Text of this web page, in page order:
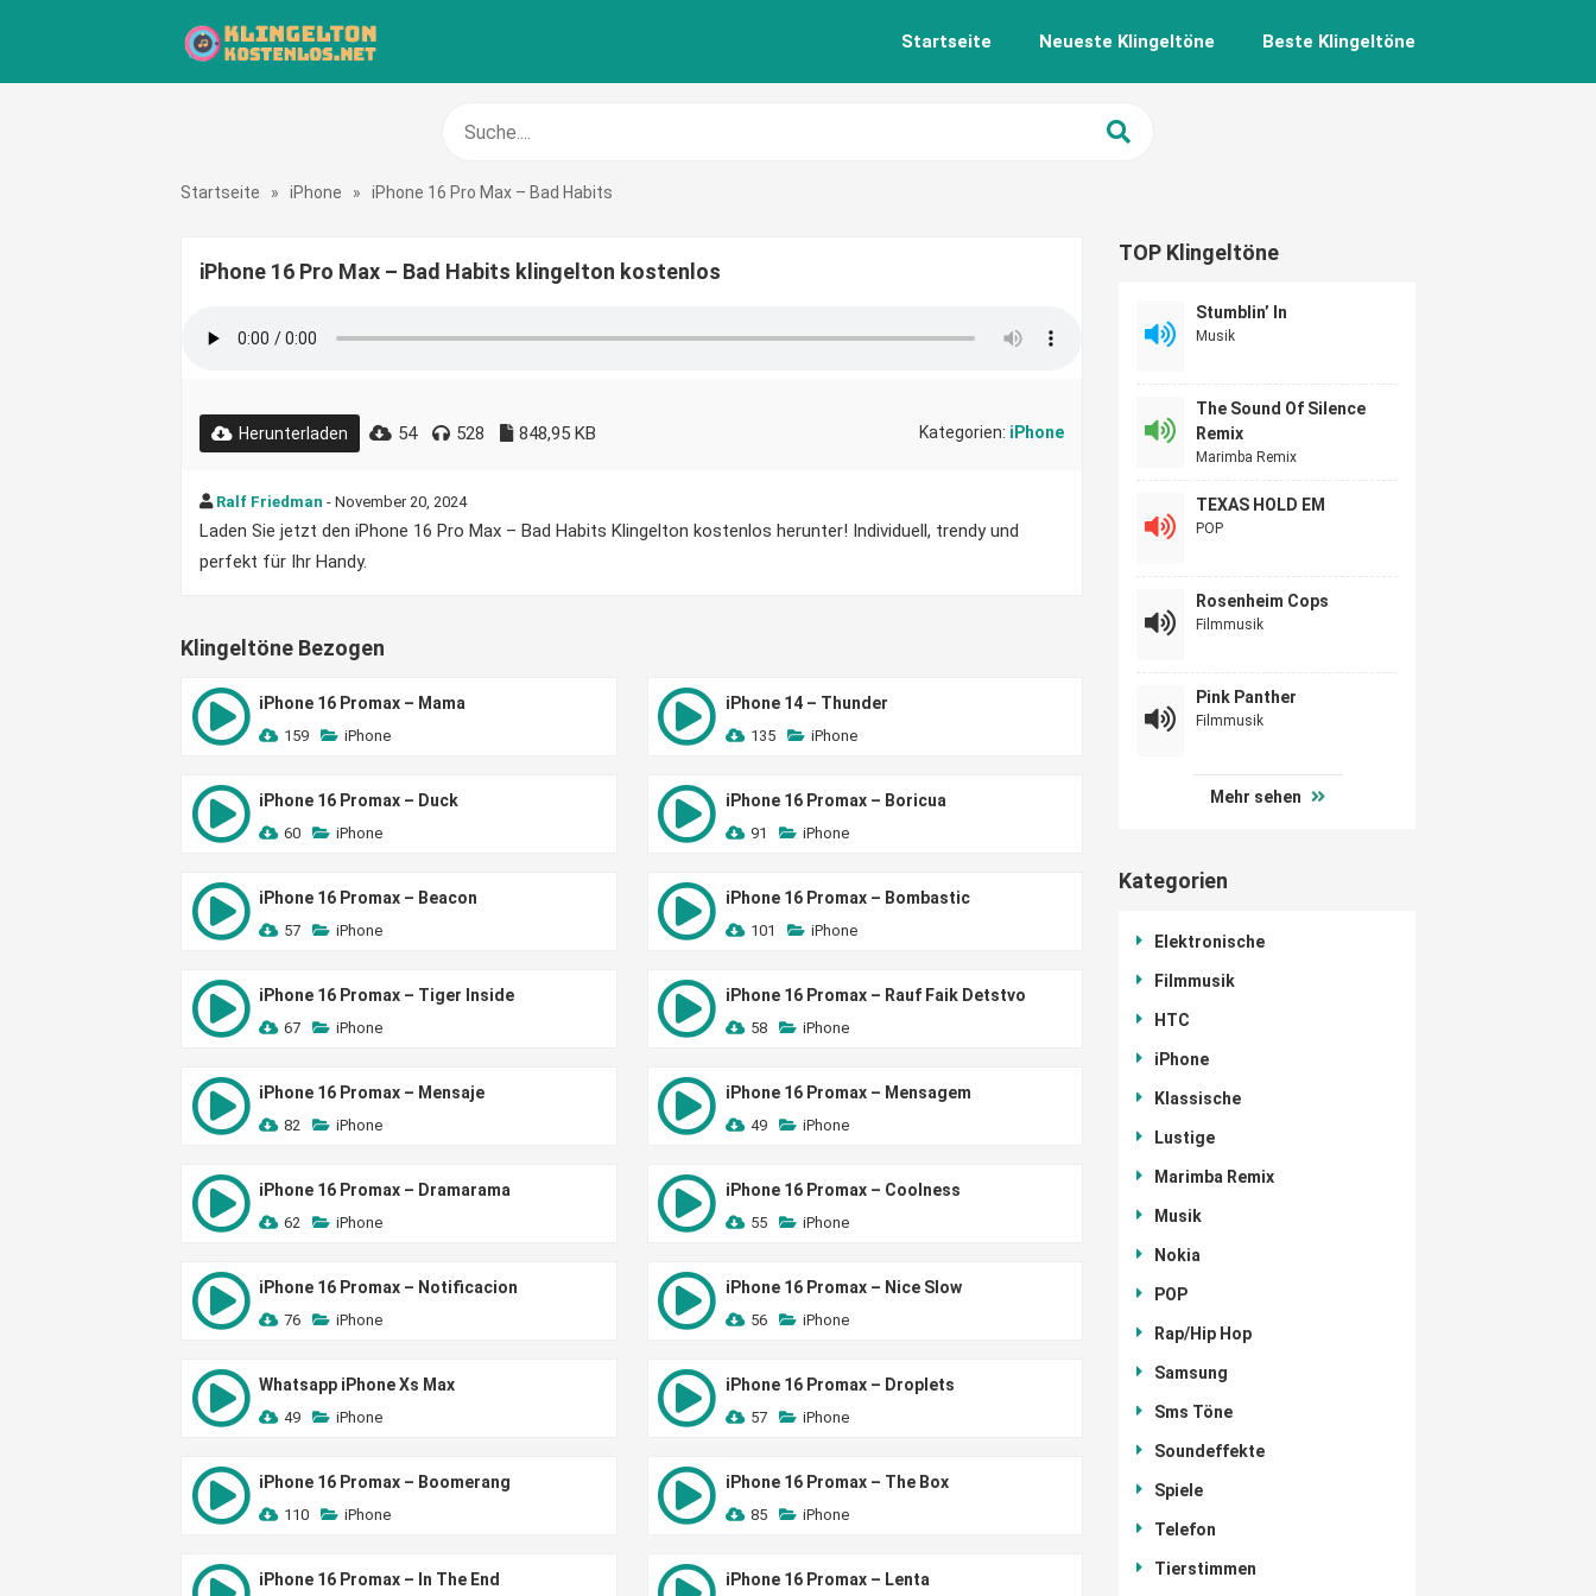
Startseite Neueste Klingeltöne Beste Klingeltöne
Startseite » iPhone » iPhone 16 Pro Max – Bad Habits
iPhone 16 Pro Max – Bad Habits klingelton kostenlos
Herunterladen 54 528 848,95 KB Kategorien: iPhone
Ralf Friedman - November 20, 2024
Laden Sie jetzt den iPhone 16 Pro Max – Bad Habits Klingelton kostenlos herunter! Individuell, trendy und
perfekt für Ihr Handy.
Klingeltöne Bezogen
iPhone 16 Promax – Mama
159 iPhone
iPhone 14 – Thunder
135 iPhone
iPhone 16 Promax – Duck
60 iPhone
iPhone 16 Promax – Boricua
91 iPhone
iPhone 16 Promax – Beacon
57 iPhone
iPhone 16 Promax – Bombastic
101 iPhone
iPhone 16 Promax – Tiger Inside
67 iPhone
iPhone 16 Promax – Rauf Faik Detstvo
58 iPhone
iPhone 16 Promax – Mensaje
82 iPhone
iPhone 16 Promax – Mensagem
49 iPhone
iPhone 16 Promax – Dramarama
62 iPhone
iPhone 16 Promax – Coolness
55 iPhone
iPhone 16 Promax – Notificacion
76 iPhone
iPhone 16 Promax – Nice Slow
56 iPhone
Whatsapp iPhone Xs Max
49 iPhone
iPhone 16 Promax – Droplets
57 iPhone
iPhone 16 Promax – Boomerang
110 iPhone
iPhone 16 Promax – The Box
85 iPhone
iPhone 16 Promax – In The End iPhone 16 Promax – Lenta
TOP Klingeltöne
Stumblin’ In
Musik
The Sound Of Silence
Remix
Marimba Remix
TEXAS HOLD EM
POP
Rosenheim Cops
Filmmusik
Pink Panther
Filmmusik
Mehr sehen
Kategorien
Elektronische
Filmmusik
HTC
iPhone
Klassische
Lustige
Marimba Remix
Musik
Nokia
POP
Rap/Hip Hop
Samsung
Sms Töne
Soundeffekte
Spiele
Telefon
Tierstimmen